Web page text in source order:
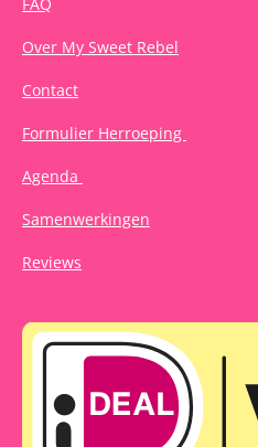
Over My Sweet Rebel
Contact
Formulier Herroeping
Agenda
Samenwerkingen
Reviews